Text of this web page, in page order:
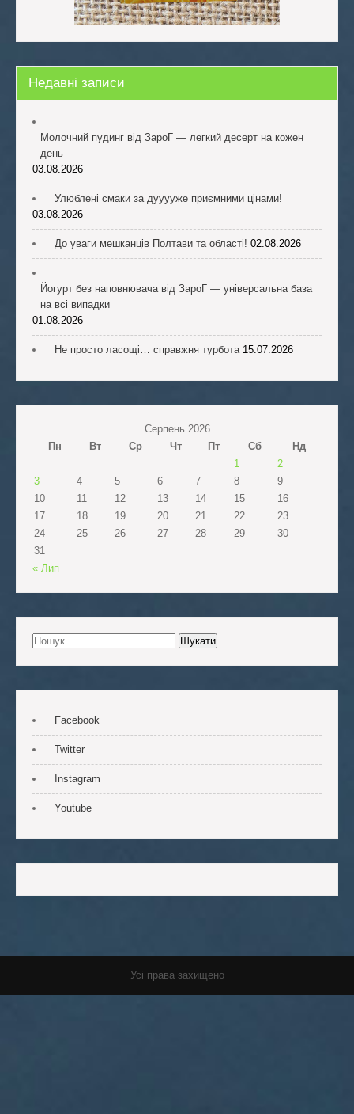
Недавні записи
Молочний пудинг від ЗароГ — легкий десерт на кожен
день
03.08.2026
Улюблені смаки за дууууже приємними цінами!
03.08.2026
До уваги мешканців Полтави та області! 02.08.2026
Йогурт без наповнювача від ЗароГ — універсальна база
на всі випадки
01.08.2026
Не просто ласощі… справжня турбота 15.07.2026
Серпень 2026
Пн
Вт Ср Чт Пт Сб
Нд
1
2
3
4 5 6 7 8
9
10
11 12 13 14 15
16
17
18 19 20 21 22
23
24
25 26 27 28 29
30
31
« Лип
Facebook
Twitter
Instagram
Youtube
Усі права захищено